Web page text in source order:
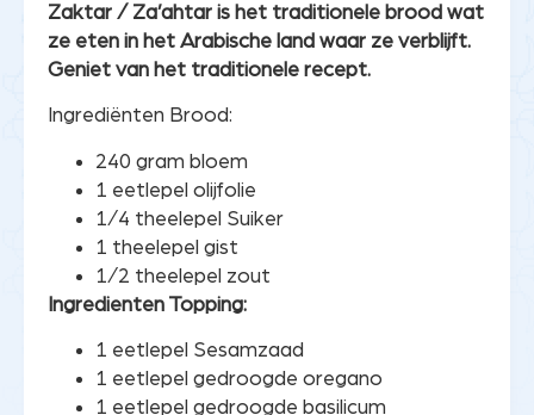
Zaktar / Za’ahtar is het traditionele brood wat
ze eten in het Arabische land waar ze verblijft.
Geniet van het traditionele recept.
Ingrediënten Brood:
240 gram bloem
1 eetlepel olijfolie
1/4 theelepel Suiker
1 theelepel gist
1/2 theelepel zout
Ingredienten Topping:
1 eetlepel Sesamzaad
1 eetlepel gedroogde oregano
1 eetlepel gedroogde basilicum